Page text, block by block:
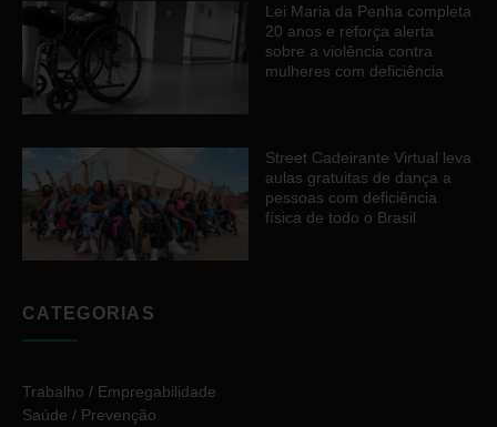
Lei Maria da Penha completa
20 anos e reforça alerta
sobre a violência contra
mulheres com deficiência
Street Cadeirante Virtual leva
aulas gratuitas de dança a
pessoas com deficiência
física de todo o Brasil
CATEGORIAS
Trabalho / Empregabilidade
Saúde / Prevenção